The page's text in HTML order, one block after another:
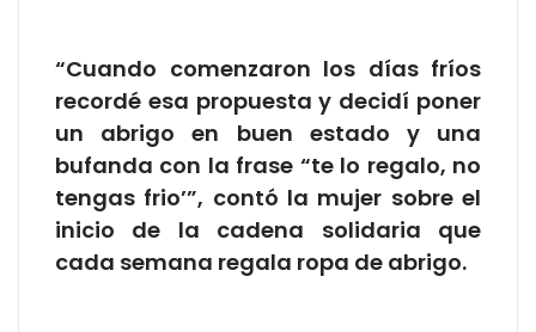
“Cuando comenzaron los días fríos
recordé esa propuesta y decidí poner
un abrigo en buen estado y una
bufanda con la frase “te lo regalo, no
tengas frio’”, contó la mujer sobre el
inicio de la cadena solidaria que
cada semana regala ropa de abrigo.